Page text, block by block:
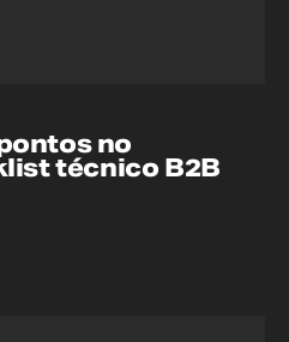
no
técnico B2B